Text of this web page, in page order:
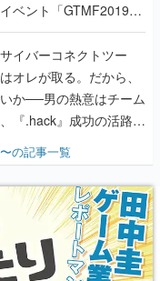
ベント「GTMF2019」
を深めよう【PR】
イバーコネクトツー
オレが取る。だから、
か──男の熱意はチーム
『.hack』成功の活路を
・松山 洋に流れる血は
だった【若ゲのいた
の記事一覧